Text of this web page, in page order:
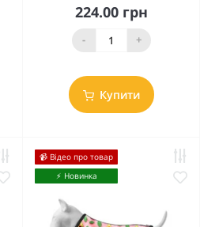
224.00 грн
- +
Купити
📹 Відео про товар
⚡️ Новинка